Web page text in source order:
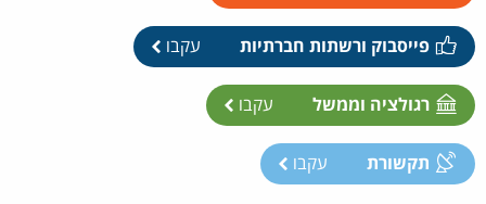
פייסבוק ורשתות חברתיות עקבו
רגולציה וממשל עקבו
תקשורת עקבו